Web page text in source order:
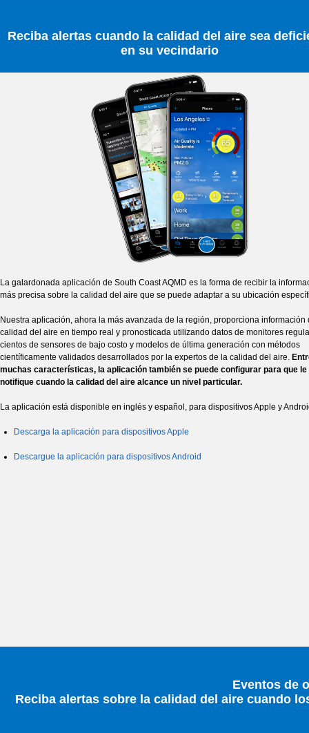
Reciba alertas cuando la calidad del aire sea
en su vecindario
La galardonada aplicación de South Coast AQMD es la forma de recibir la
más precisa sobre la calidad del aire que se puede adaptar a su ubicación
Nuestra aplicación, ahora la más avanzada de la región, proporciona información
calidad del aire en tiempo real y pronosticada utilizando datos de monitores
cientos de sensores de bajo costo y modelos de última generación con métodos
científicamente validados desarrollados por la expertos de la calidad del aire.
muchas características, la aplicación también se puede configurar para que le
notifique cuando la calidad del aire alcance un nivel particular.
La aplicación está disponible en inglés y español, para dispositivos Apple y
Descarga la aplicación para dispositivos Apple
Descargue la aplicación para dispositivos Android
Eventos de
Reciba alertas sobre la calidad del aire cuando